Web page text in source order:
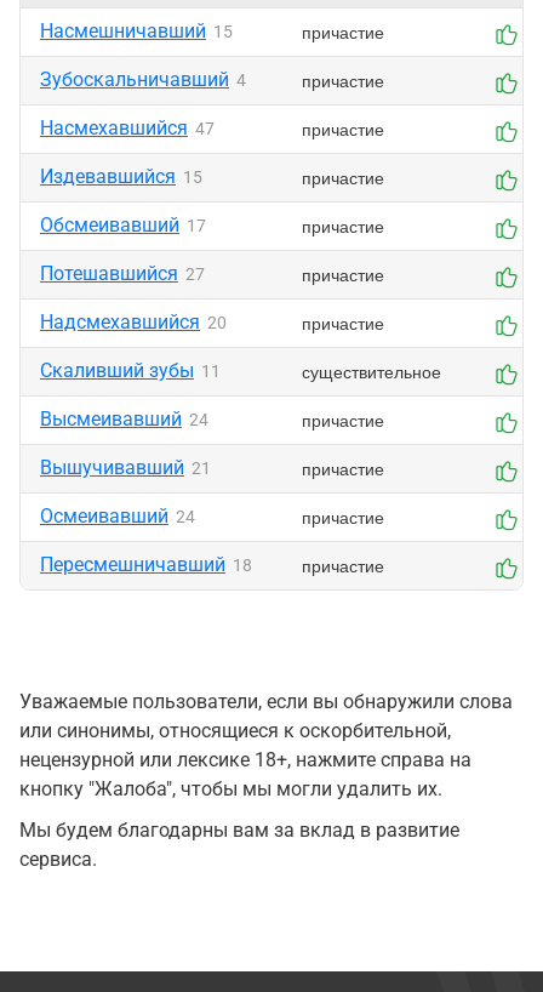
Насмешничавший 15 причастие
Зубоскальничавший 4 причастие
Насмехавшийся 47 причастие
Издевавшийся 15 причастие
Обсмеивавший 17 причастие
Потешавшийся 27 причастие
Надсмехавшийся 20 причастие
Скаливший зубы 11 существительное
Высмеивавший 24 причастие
Вышучивавший 21 причастие
Осмеивавший 24 причастие
Пересмешничавший 18 причастие
Уважаемые пользователи, если вы обнаружили слова
или синонимы, относящиеся к оскорбительной,
нецензурной или лексике 18+, нажмите справа на
кнопку "Жалоба", чтобы мы могли удалить их.
Мы будем благодарны вам за вклад в развитие
сервиса.